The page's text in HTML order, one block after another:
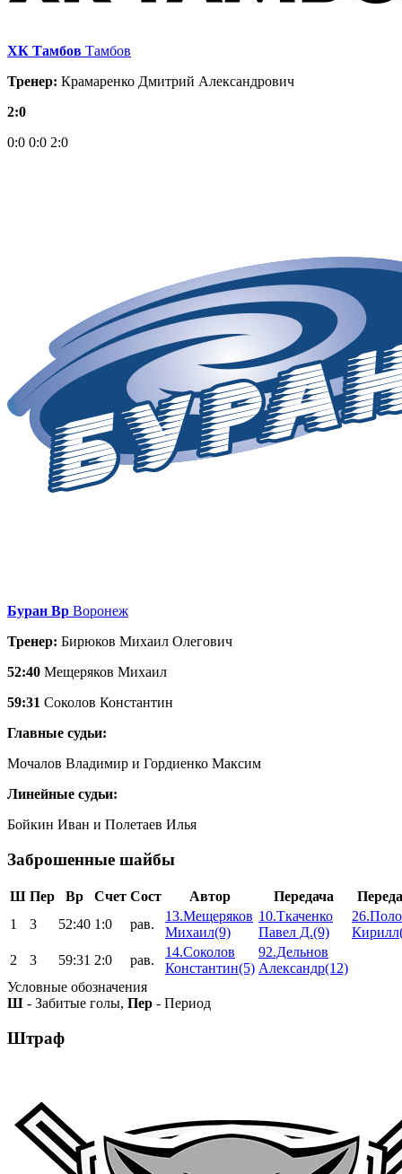
ХК Тамбов Тамбов
Тренер: Крамаренко Дмитрий Александрович
2:0
0:0 0:0 2:0
Буран Вр Воронеж
Тренер: Бирюков Михаил Олегович
52:40 Мещеряков Михаил
59:31 Соколов Константин
Главные судьи:
Мочалов Владимир и Гордиенко Максим
Линейные судьи:
Бойкин Иван и Полетаев Илья
Заброшенные шайбы
Ш Пер Вр Счет Сост Автор Передача
1
3 52:40 1:0 рав.
13.Мещеряков
Михаил(9)
10.Ткаченко
Павел Д.(9)
2
3 59:31 2:0 рав.
14.Соколов
Константин(5)
92.Дельнов
Александр(12)
Условные обозначения
Ш - Забитые голы, Пер - Период
Штраф